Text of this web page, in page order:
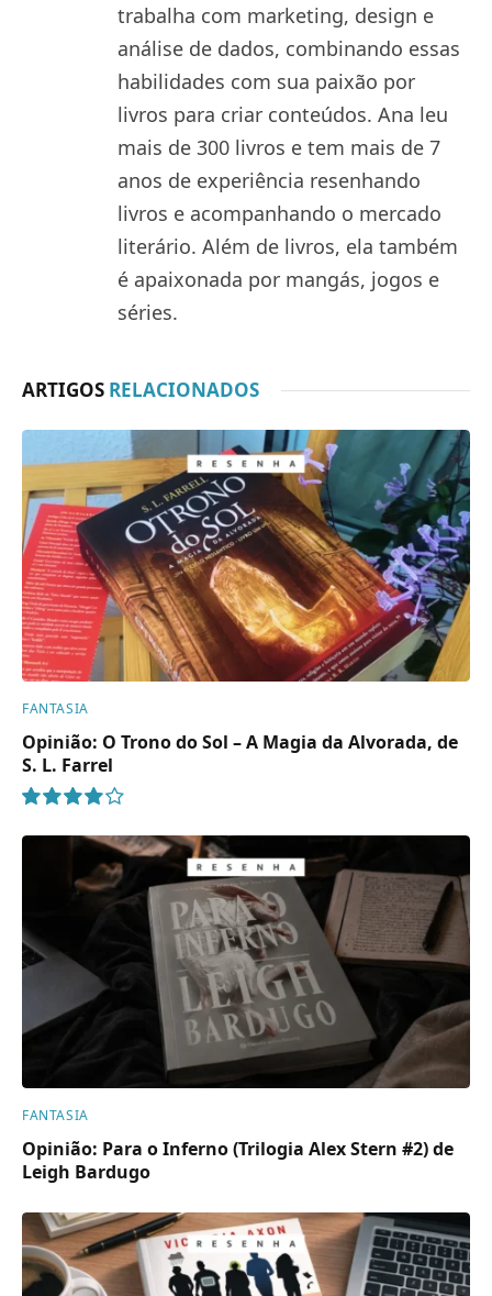
trabalha com marketing, design e
análise de dados, combinando essas
habilidades com sua paixão por
livros para criar conteúdos. Ana leu
mais de 300 livros e tem mais de 7
anos de experiência resenhando
livros e acompanhando o mercado
literário. Além de livros, ela também
é apaixonada por mangás, jogos e
séries.
ARTIGOS RELACIONADOS
FANTASIA
Opinião: O Trono do Sol – A Magia da Alvorada, de
S. L. Farrel
8
FANTASIA
Opinião: Para o Inferno (Trilogia Alex Stern #2) de
Leigh Bardugo